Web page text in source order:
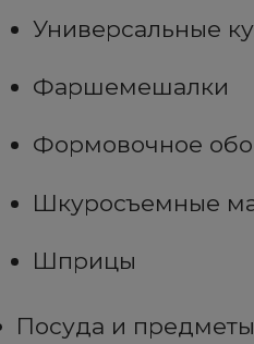
Универсальные
Фаршемешалки
Формовочное
Шкуросъемные
Шприцы
Посуда и